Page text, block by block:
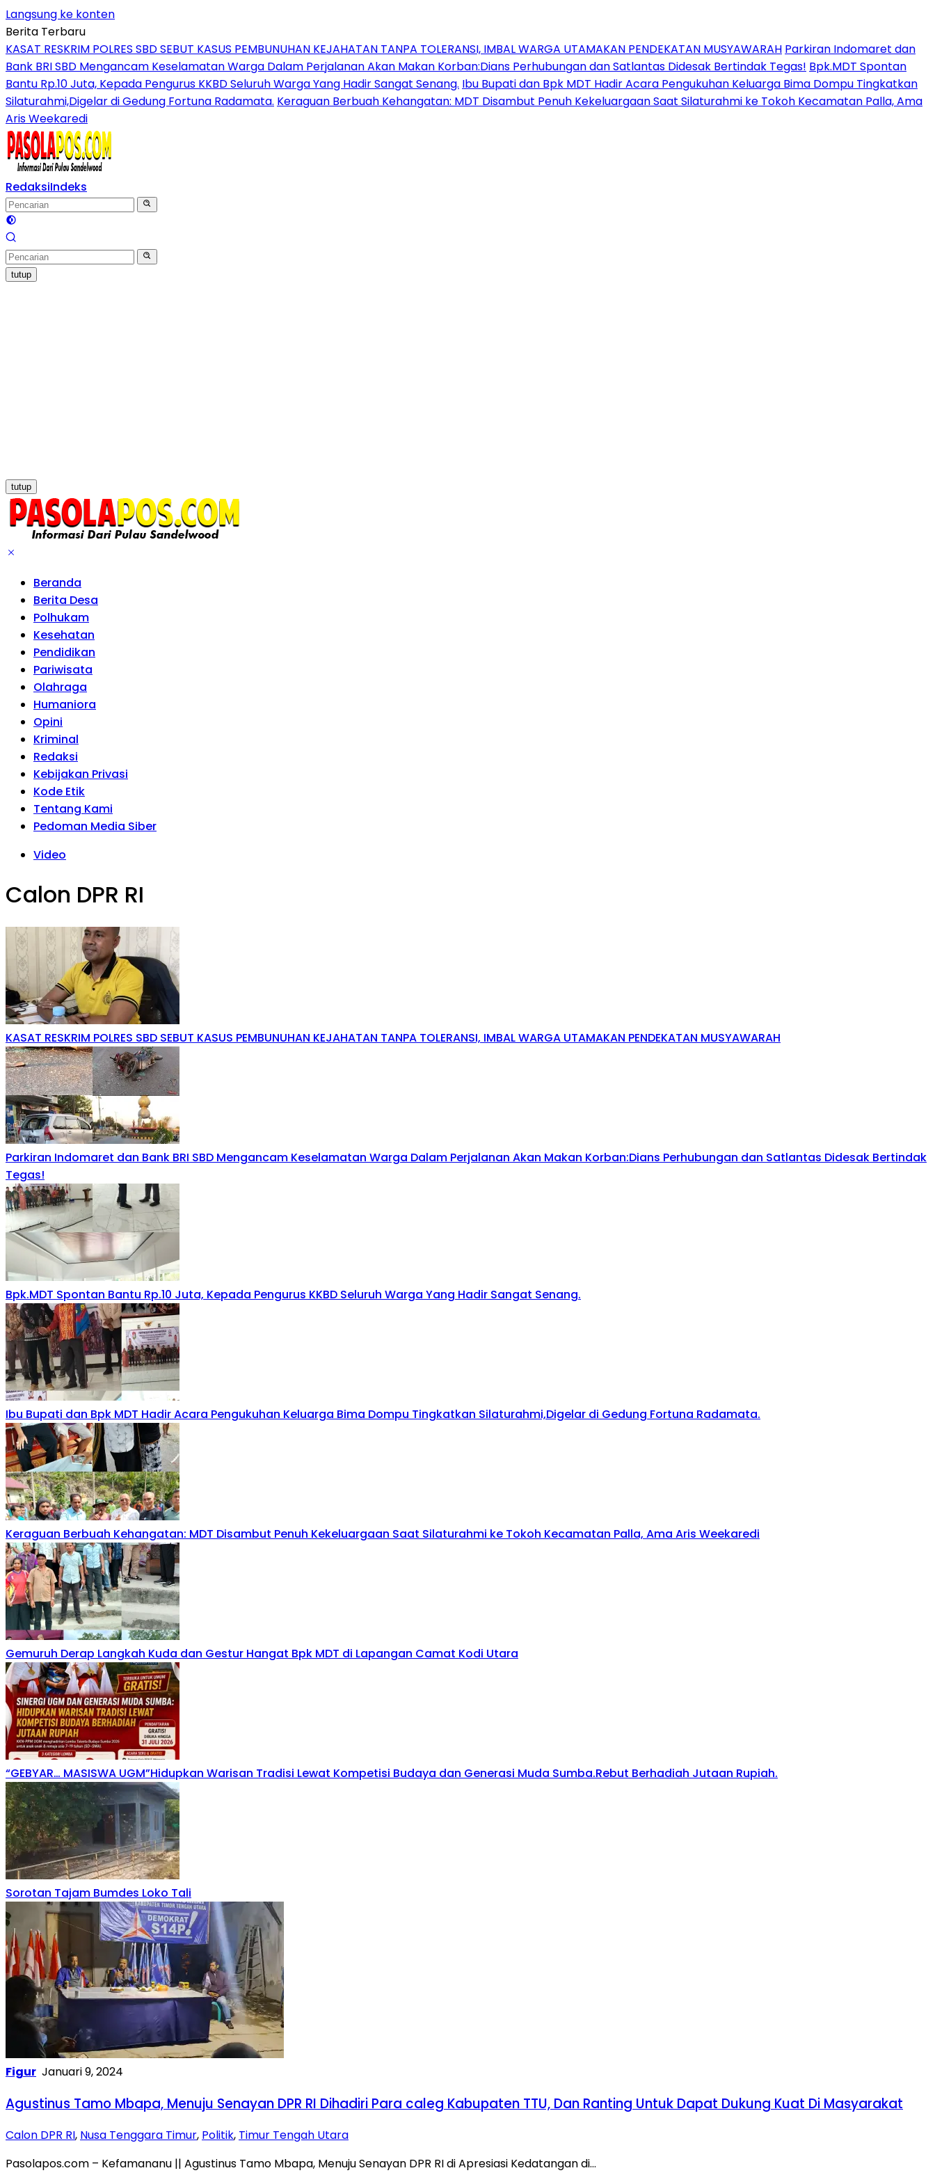
Langsung ke konten
Berita Terbaru
KASAT RESKRIM POLRES SBD SEBUT KASUS PEMBUNUHAN KEJAHATAN TANPA TOLERANSI, IMBAL WARGA UTAMAKAN PENDEKATAN MUSYAWARAH Parkiran Indomaret dan
Bank BRI SBD Mengancam Keselamatan Warga Dalam Perjalanan Akan Makan Korban:Dians Perhubungan dan Satlantas Didesak Bertindak Tegas! Bpk.MDT Spontan
Bantu Rp.10 Juta, Kepada Pengurus KKBD Seluruh Warga Yang Hadir Sangat Senang. Ibu Bupati dan Bpk MDT Hadir Acara Pengukuhan Keluarga Bima Dompu Tingkatkan
Silaturahmi,Digelar di Gedung Fortuna Radamata. Keraguan Berbuah Kehangatan: MDT Disambut Penuh Kekeluargaan Saat Silaturahmi ke Tokoh Kecamatan Palla, Ama
Aris Weekaredi
RedaksiIndeks
tutup
tutup
Beranda
Berita Desa
Polhukam
Kesehatan
Pendidikan
Pariwisata
Olahraga
Humaniora
Opini
Kriminal
Redaksi
Kebijakan Privasi
Kode Etik
Tentang Kami
Pedoman Media Siber
Video
Calon DPR RI
KASAT RESKRIM POLRES SBD SEBUT KASUS PEMBUNUHAN KEJAHATAN TANPA TOLERANSI, IMBAL WARGA UTAMAKAN PENDEKATAN MUSYAWARAH
Parkiran Indomaret dan Bank BRI SBD Mengancam Keselamatan Warga Dalam Perjalanan Akan Makan Korban:Dians Perhubungan dan Satlantas Didesak Bertindak
Tegas!
Bpk.MDT Spontan Bantu Rp.10 Juta, Kepada Pengurus KKBD Seluruh Warga Yang Hadir Sangat Senang.
Ibu Bupati dan Bpk MDT Hadir Acara Pengukuhan Keluarga Bima Dompu Tingkatkan Silaturahmi,Digelar di Gedung Fortuna Radamata.
Keraguan Berbuah Kehangatan: MDT Disambut Penuh Kekeluargaan Saat Silaturahmi ke Tokoh Kecamatan Palla, Ama Aris Weekaredi
Gemuruh Derap Langkah Kuda dan Gestur Hangat Bpk MDT di Lapangan Camat Kodi Utara
“GEBYAR… MASISWA UGM”Hidupkan Warisan Tradisi Lewat Kompetisi Budaya dan Generasi Muda Sumba.Rebut Berhadiah Jutaan Rupiah.
Sorotan Tajam Bumdes Loko Tali
Figur Januari 9, 2024
Agustinus Tamo Mbapa, Menuju Senayan DPR RI Dihadiri Para caleg Kabupaten TTU, Dan Ranting Untuk Dapat Dukung Kuat Di Masyarakat
Calon DPR RI, Nusa Tenggara Timur, Politik, Timur Tengah Utara
Pasolapos.com – Kefamananu || Agustinus Tamo Mbapa, Menuju Senayan DPR RI di Apresiasi Kedatangan di…